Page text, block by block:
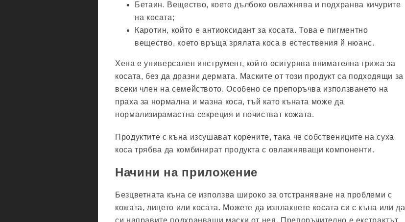
Бетаин. Вещество, което дълбоко овлажнява и подхранва кичурите
на косата;
Каротин, който е антиоксидант за косата. Това е пигментно
вещество, което връща зрялата коса в естествения й нюанс.
Хена е универсален инструмент, който осигурява внимателна грижа за
косата, без да дразни дермата. Маските от този продукт са подходящи за
всеки член на семейството. Особено се препоръчва използването на
праха за нормална и мазна коса, тъй като къната може да
нормализирамастна секреция и почистват кожата.
Продуктите с къна изсушават корените, така че собствениците на суха
коса трябва да комбинират продукта с овлажняващи компоненти.
Начини на приложение
Безцветната къна се използва широко за отстраняване на проблеми с
кожата, лицето или косата. Можете да изплакнете косата си с къна или да
си направите подхранващи маски от нея. Препоръчително е екстрактът